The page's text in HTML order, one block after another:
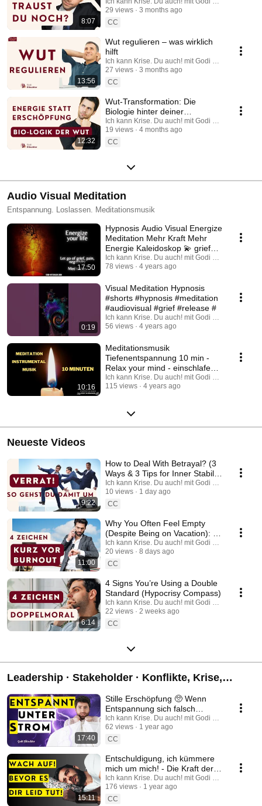
Resilienz für den Mittelstand und Souveränität unter Hochdruck.
8:07
29 views
3 months ago
CC
13:56
Wut regulieren – was wirklich
hilft
Ich kann Krise. Du auch! mit Godi Hitschler
27 views
3 months ago
CC
12:32
Wut-Transformation: Die
Biologie hinter deiner
Durchsetzungskraft (gesunder
Umgang mit Wut)
Ich kann Krise. Du auch! mit Godi Hitschler
19 views
4 months ago
CC
Audio Visual Meditation
Entspannung. Loslassen. Meditationsmusik
17:50
Hypnosis Audio Visual Energize
Meditation Mehr Kraft Mehr
Energie Kaleidoskop 💫 grief
and release 💫
Ich kann Krise. Du auch! mit Godi Hitschler
78 views
4 years ago
0:19
Visual Meditation Hypnosis
#shorts #hypnosis #meditation
#audiovisual #grief #release #
Ich kann Krise. Du auch! mit Godi Hitschler
56 views
4 years ago
10:16
Meditationsmusik
Tiefenentspannung 10 min -
Relax your mind - einschlafen
entspannen Trauer annehmen
Ich kann Krise. Du auch! mit Godi Hitschler
115 views
4 years ago
Neueste Videos
9:22
How to Deal With Betrayal? (3
Ways & 3 Tips for Inner Stability
and Clarity)
Ich kann Krise. Du auch! mit Godi Hitschler
10 views
1 day ago
CC
11:00
Why You Often Feel Empty
(Despite Being on Vacation): 4
Signs You’re at Your Breaking
Point
Ich kann Krise. Du auch! mit Godi Hitschler
20 views
8 days ago
CC
6:14
4 Signs You’re Using a Double
Standard (Hypocrisy Compass)
Ich kann Krise. Du auch! mit Godi Hitschler
22 views
2 weeks ago
CC
Leadership · Stakeholder · Konflikte, Krise,
Stärke
17:40
Stille Erschöpfung 🥺 Wenn
Entspannung sich falsch
anfühlt ☠️ mit Godi Hitschler
Ich kann Krise. Du auch! mit Godi Hitschler
62 views
1 year ago
CC
15:11
Entschuldigung, ich kümmere
mich um mich! - Die Kraft der
echten Verbindung in
Krisenzeiten
Ich kann Krise. Du auch! mit Godi Hitschler
176 views
1 year ago
CC